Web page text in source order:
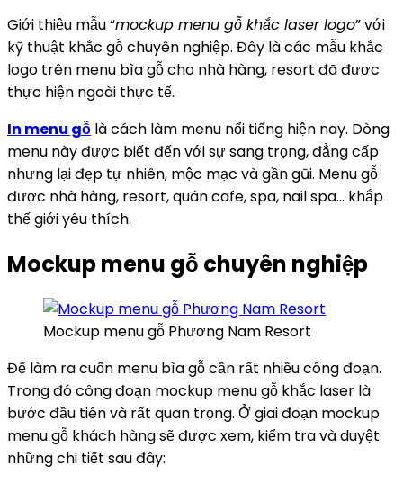
Giới thiệu mẫu “mockup menu gỗ khắc laser logo” với
kỹ thuật khắc gỗ chuyên nghiệp. Đây là các mẫu khắc
logo trên menu bìa gỗ cho nhà hàng, resort đã được
thực hiện ngoài thực tế.
In menu gỗ là cách làm menu nổi tiếng hiện nay. Dòng
menu này được biết đến với sự sang trọng, đẳng cấp
nhưng lại đẹp tự nhiên, mộc mạc và gần gũi. Menu gỗ
được nhà hàng, resort, quán cafe, spa, nail spa… khắp
thế giới yêu thích.
Mockup menu gỗ chuyên nghiệp
Mockup menu gỗ Phương Nam Resort
Để làm ra cuốn menu bìa gỗ cần rất nhiều công đoạn.
Trong đó công đoạn mockup menu gỗ khắc laser là
bước đầu tiên và rất quan trọng. Ở giai đoạn mockup
menu gỗ khách hàng sẽ được xem, kiểm tra và duyệt
những chi tiết sau đây: